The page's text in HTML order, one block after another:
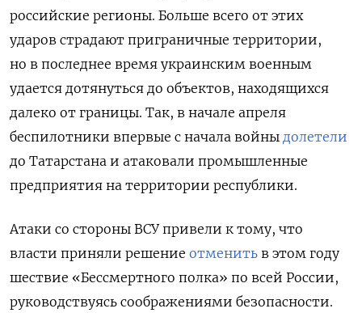
российские регионы. Больше всего от этих
ударов страдают приграничные территории,
но в последнее время украинским военным
удается дотянуться до объектов, находящихся
далеко от границы. Так, в начале апреля
беспилотники впервые с начала войны долетели
до Татарстана и атаковали промышленные
предприятия на территории республики.
Атаки со стороны ВСУ привели к тому, что
власти приняли решение отменить в этом году
шествие «Бессмертного полка» по всей России,
руководствуясь соображениями безопасности.